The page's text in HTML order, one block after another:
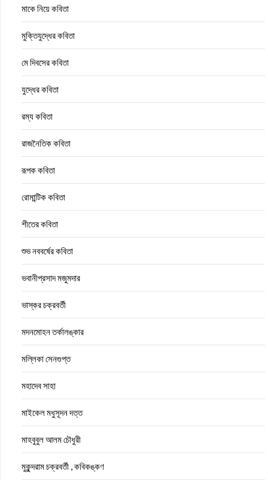
মাকে নিয়ে কবিতা
মুক্তিযুদ্ধের কবিতা
মে দিবসের কবিতা
যুদ্ধের কবিতা
রম্য কবিতা
রাজনৈতিক কবিতা
রূপক কবিতা
রোমান্টিক কবিতা
শীতের কবিতা
শুভ নববর্ষের কবিতা
ভবানীপ্রসাদ মজুমদার
ভাস্কর চক্রবর্তী
মদনমোহন তর্কালঙ্কার
মল্লিকা সেনগুপ্ত
মহাদেব সাহা
মাইকেল মধুসূদন দত্ত
মাহবুবুল আলম চৌধুরী
মুকুন্দরাম চক্রবর্তী , কবিকঙ্কণ